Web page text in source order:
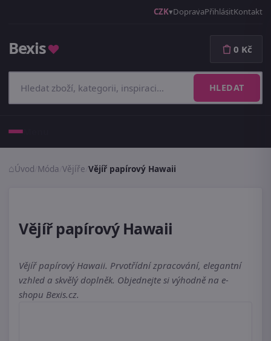
CZK DopravaPřihlásitKontakt
Bexis♥
HLEDAT
0 Kč
Úvod Móda Vějíře Vějíř papírový Hawaii
Vějíř papírový Hawaii
Vějíř papírový Hawaii. Prvotřídní zpracování, elegantní
vzhled a skvělý doplněk. Objednejte si výhodně na e-
shopu Bexis.cz.